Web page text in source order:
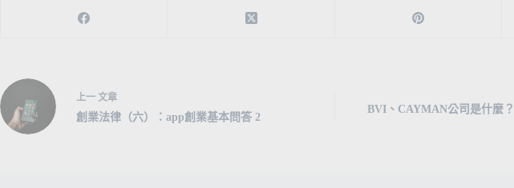
上一 文章
創業法律（六）：app創業基本問答 2
BVI、CAYMAN公司是什麼